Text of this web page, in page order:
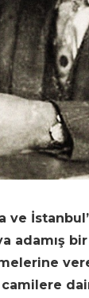
ve
adamış